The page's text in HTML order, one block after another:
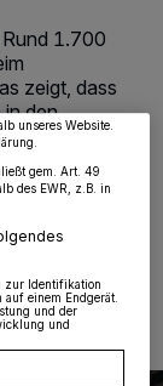
1.700
zeigt, dass
in den
Marc
aufgeführten
Anzeigen
Menü jederzeit
zu
am unteren
unseres Website.
gem. Art. 49
des EWR, z.B. in
zur Identifikation
einem Endgerät.
und der
und